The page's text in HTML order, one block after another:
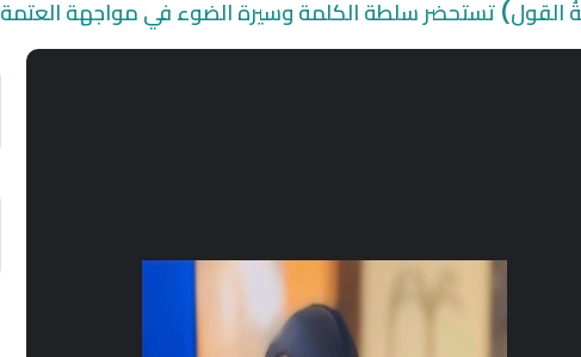
القول) تستحضر سلطة الكلمة وسيرة الضوء في مواجهة العتمة